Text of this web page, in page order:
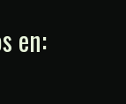
en: